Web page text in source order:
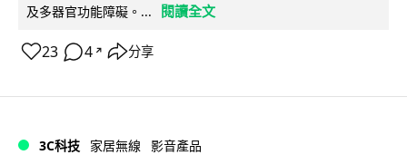
及多器官功能障礙。...
閱讀全文
23 4 ↗ 分享
3C科技 家居無線 影音產品